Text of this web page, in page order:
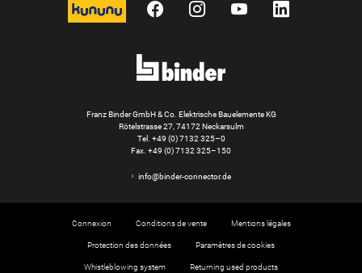
kununu FacebookInstagram
YouTubeLinkedIn
Franz Binder GmbH & Co. Elektrische Bauelemente KG
Rötelstrasse 27, 74172 Neckarsulm
Tel. +49 (0) 7132 325–0
Fax. +49 (0) 7132 325–150
info@binder-connector.de
Connexion Conditions de vente Mentions légales
Protection des données Paramètres de cookies
Whistleblowing system Returning used products